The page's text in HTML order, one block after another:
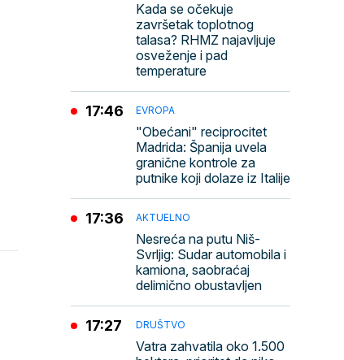
Kada se očekuje
završetak toplotnog
talasa? RHMZ najavljuje
osveženje i pad
temperature
EVROPA
"Obećani" reciprocitet
Madrida: Španija uvela
granične kontrole za
putnike koji dolaze iz Italije
17:46
AKTUELNO
Nesreća na putu Niš-
Svrljig: Sudar automobila i
kamiona, saobraćaj
delimično obustavljen
17:36
DRUŠTVO
Vatra zahvatila oko 1.500
17:27